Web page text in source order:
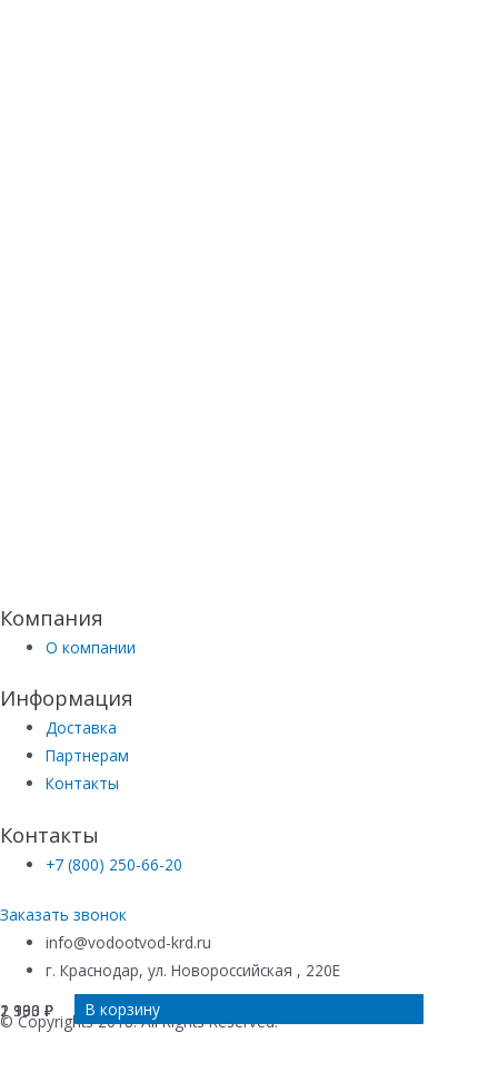
2 390 ₽ В корзину
2 130 ₽ В корзину
Подробнее
1 903 ₽ В корзину
Компания
О компании
Информация
Доставка
Партнерам
Контакты
Контакты
+7 (800) 250-66-20
Заказать звонок
info@vodootvod-krd.ru
г. Краснодар, ул. Новороссийская , 220Е
© Copyrights 2018. All Rights Reserved.